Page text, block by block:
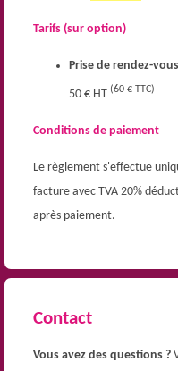
Tarifs (sur option)
Prise de rendez-
50 € HT (60 € TTC)
Conditions de paiement
Le règlement s'effectue
facture avec TVA 20%
après paiement.
Contact
Vous avez des questions ?